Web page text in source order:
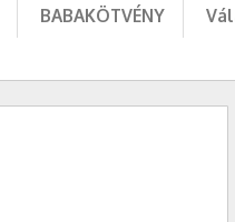
BABAKÖTVÉNY